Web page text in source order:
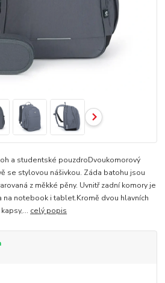
a studentské pouzdroDvoukomorový
se stylovou nášivkou. Záda batohu jsou
z měkké pěny. Uvnitř zadní komory je
notebook i tablet.Kromě dvou hlavních
celý popis